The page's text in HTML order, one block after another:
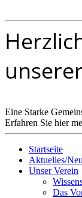
Eine Starke
Erfahren Sie hier
Startseite
Aktuelles/
Unser Verein
Das